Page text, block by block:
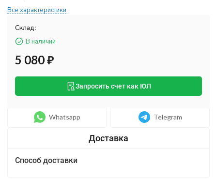
Все характеристики
Склад:
В наличии
5 080₽
Запросить счет как ЮЛ
Whatsapp Telegram
Способ доставки